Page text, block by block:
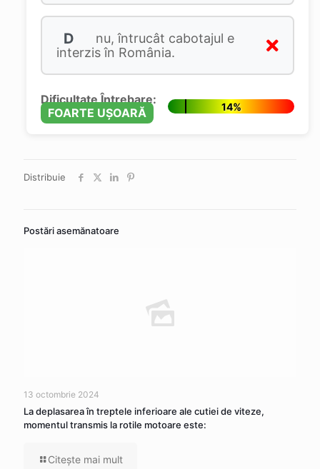
D
nu, întrucât cabotajul e
interzis în România.
Dificultate Întrebare:
FOARTE UȘOARĂ
14%
Distribuie
Postări asemănatoare
13 octombrie 2024
La deplasarea în treptele inferioare ale cutiei de viteze,
momentul transmis la rotile motoare este:
Citeşte mai mult